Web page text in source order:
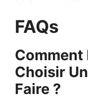
FAQs
Comment
Choisir
Faire ?